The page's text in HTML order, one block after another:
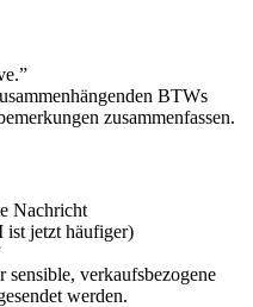
BTWs
zusammenfassen.
Nachricht
ist jetzt häufiger)
verkaufsbezogene
werden.